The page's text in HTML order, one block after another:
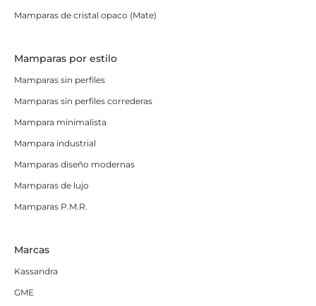
Mamparas de cristal opaco (Mate)
Mamparas por estilo
Mamparas sin perfiles
Mamparas sin perfiles correderas
Mampara minimalista
Mampara industrial
Mamparas diseño modernas
Mamparas de lujo
Mamparas P.M.R.
Marcas
Kassandra
GME